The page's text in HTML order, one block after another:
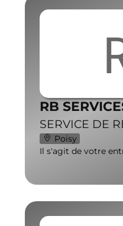
RB
SERVICE DE
Poisy
Il s'agit de votre